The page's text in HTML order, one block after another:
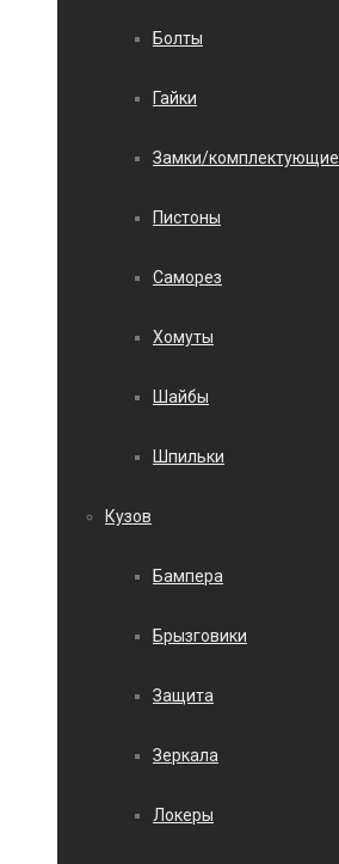
Болты
Гайки
Замки/комплектующие
Пистоны
Саморез
Хомуты
Шайбы
Шпильки
Кузов
Бампера
Брызговики
Защита
Зеркала
Локеры